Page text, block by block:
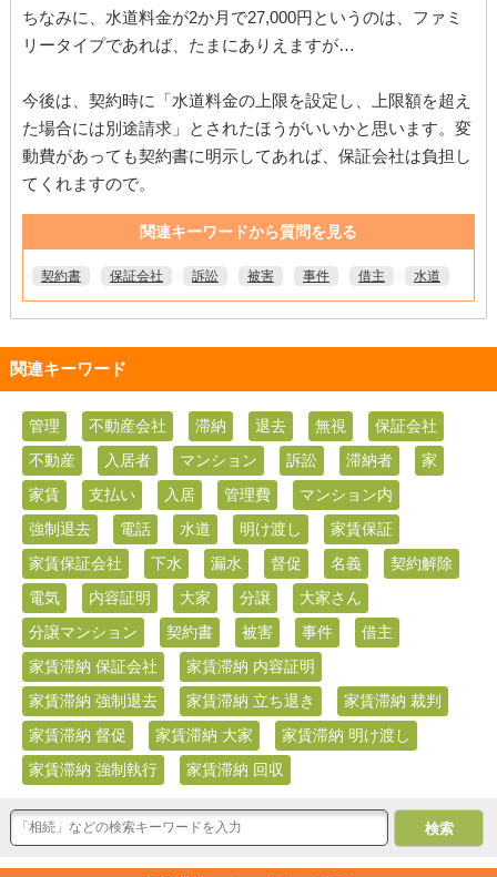
ちなみに、水道料金が2か月で27,000円というのは、ファミ
リータイプであれば、たまにありえますが…
今後は、契約時に「水道料金の上限を設定し、上限額を超え
た場合には別途請求」とされたほうがいいかと思います。変
動費があっても契約書に明示してあれば、保証会社は負担し
てくれますので。
関連キーワードから質問を見る
契約書 保証会社 訴訟 被害 事件 借主 水道
関連キーワード
管理 不動産会社 滞納 退去 無視
保証会社
不動産
入居者 マンション 訴訟 滞納者
家
家賃
支払い 入居 管理費
マンション内
強制退去
電話 水道 明け渡し
家賃保証
家賃保証会社
下水 漏水 督促 名義
契約解除
電気
内容証明 大家 分譲
大家さん
分譲マンション
契約書 被害 事件
借主
家賃滞納 保証会社
家賃滞納 内容証明
家賃滞納 強制退去
家賃滞納 立ち退き
家賃滞納 裁判
家賃滞納 督促
家賃滞納 大家
家賃滞納 明け渡し
家賃滞納 強制執行
家賃滞納 回収